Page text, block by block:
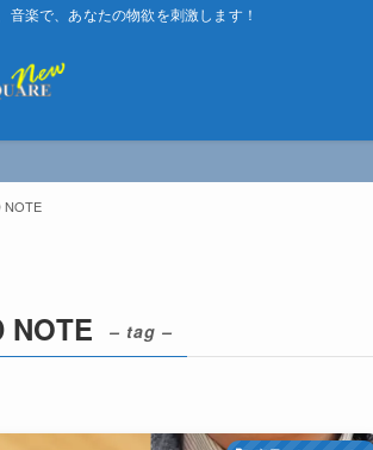
音楽で、あなたの物欲を刺激します！
NOTE
NOTE – tag –